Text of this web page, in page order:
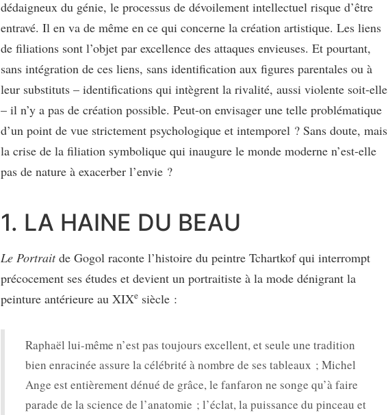
dédaigneux du génie, le processus de dévoilement intellectuel risque d’être
entravé. Il en va de même en ce qui concerne la création artistique. Les liens
de filiations sont l’objet par excellence des attaques envieuses. Et pourtant,
sans intégration de ces liens, sans identification aux figures parentales ou à
leur substituts – identifications qui intègrent la rivalité, aussi violente soit-elle
– il n’y a pas de création possible. Peut-on envisager une telle problématique
d’un point de vue strictement psychologique et intemporel ? Sans doute, mais
la crise de la filiation symbolique qui inaugure le monde moderne n’est-elle
pas de nature à exacerber l’envie ?
1. LA HAINE DU BEAU
Le Portraitde Gogol raconte l’histoire du peintre Tchartkof qui interrompt
précocement ses études et devient un portraitiste à la mode dénigrant la
peinture antérieure au XIXe siècle :
Raphaël lui-même n’est pas toujours excellent, et seule une tradition
bien enracinée assure la célébrité à nombre de ses tableaux ; Michel
Ange est entièrement dénué de grâce, le fanfaron ne songe qu’à faire
parade de la science de l’anatomie ; l’éclat, la puissance du pinceau et